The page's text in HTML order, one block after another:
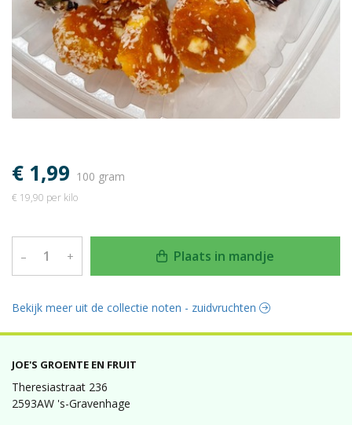
€ 1,99 100 gram
€ 19,90 per kilo
– + Plaats in mandje
Bekijk meer uit de collectie noten - zuidvruchten
JOE'S GROENTE EN FRUIT
Theresiastraat 236
2593AW 's-Gravenhage